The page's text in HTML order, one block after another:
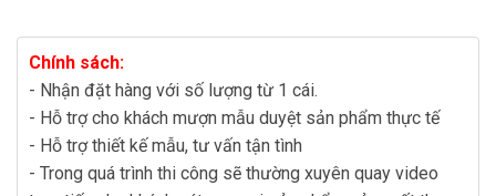
Chính sách:
- Nhận đặt hàng với số lượng từ 1 cái.
- Hỗ trợ cho khách mượn mẫu duyệt sản phẩm thực tế
- Hỗ trợ thiết kế mẫu, tư vấn tận tình
- Trong quá trình thi công sẽ thường xuyên quay video